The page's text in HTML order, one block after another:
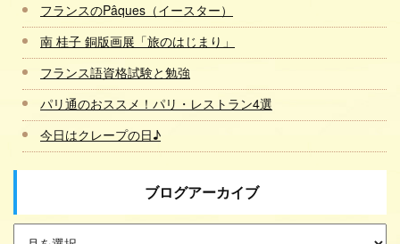
フランスのPâques（イースター）
南 桂子 銅版画展「旅のはじまり」
フランス語資格試験と勉強
パリ通のおススメ！パリ・レストラン4選
今日はクレープの日♪
ブログアーカイブ